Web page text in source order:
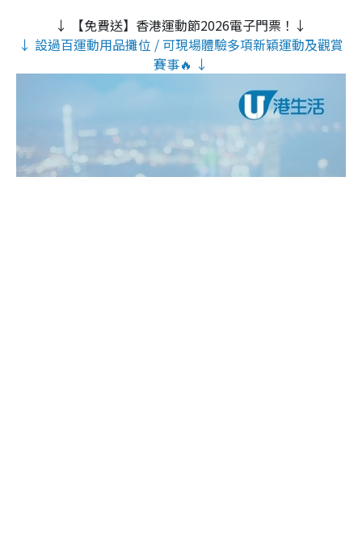
↓ 【免費送】香港運動節2026電子門票！↓
↓ 設過百運動用品攤位 / 可現場體驗多項新穎運動及觀賞
賽事🔥 ↓